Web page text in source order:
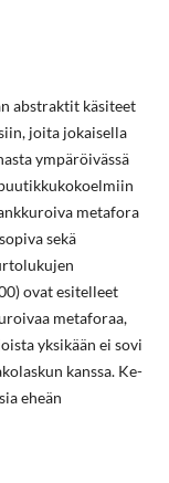
abstraktit käsiteet
joita jokaisella
ympäröivässä
metafora
sekä
ovat esitelleet
metaforaa,
yksikään ei sovi
kanssa. Ke-
eheän